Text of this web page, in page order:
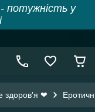
потужність у
здоров'я ❤